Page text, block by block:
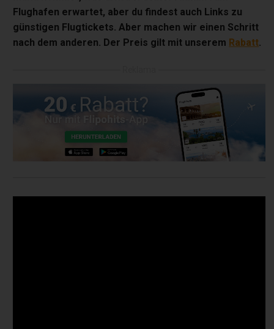
Flughafen erwartet, aber du findest auch Links zu
günstigen Flugtickets. Aber machen wir einen Schritt
nach dem anderen. Der Preis gilt mit unserem Rabatt.